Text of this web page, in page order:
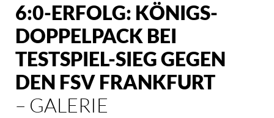
6:0-ERFOLG: KÖNIGS-
DOPPELPACK BEI
TESTSPIEL-SIEG GEGEN
DEN FSV FRANKFURT
– GALERIE